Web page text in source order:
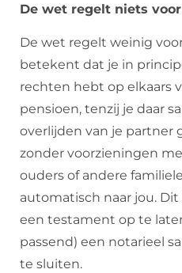
De wet regelt niets
De wet regelt weinig
betekent dat je in
rechten hebt op elkaars
pensioen, tenzij je daar
overlijden van je partner
zonder voorzieningen
ouders of andere
automatisch naar jou.
een testament op te
passend) een notarieel
te sluiten.